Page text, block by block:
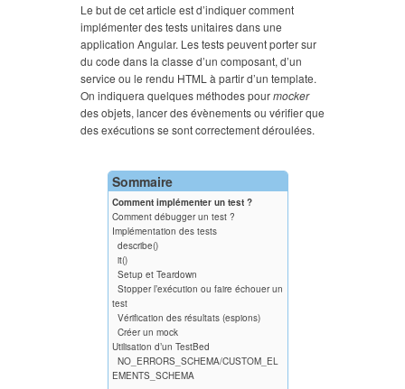
Le but de cet article est d’indiquer comment
implémenter des tests unitaires dans une
application Angular. Les tests peuvent porter sur
du code dans la classe d’un composant, d’un
service ou le rendu HTML à partir d’un template.
On indiquera quelques méthodes pourmocker
des objets, lancer des évènements ou vérifier que
des exécutions se sont correctement déroulées.
Sommaire
Comment implémenter un test ?
Comment débugger un test ?
Implémentation des tests
describe()
it()
Setup et Teardown
Stopper l’exécution ou faire échouer un
test
Vérification des résultats (espions)
Créer un mock
Utilisation d’un TestBed
NO_ERRORS_SCHEMA/CUSTOM_EL
EMENTS_SCHEMA